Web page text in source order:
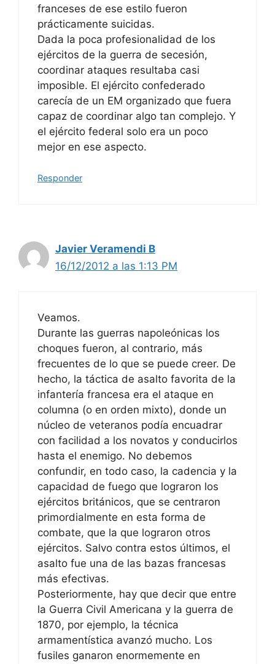
franceses de ese estilo fueron
prácticamente suicidas.
Dada la poca profesionalidad de los
ejércitos de la guerra de secesión,
coordinar ataques resultaba casi
imposible. El ejército confederado
carecía de un EM organizado que fuera
capaz de coordinar algo tan complejo. Y
el ejército federal solo era un poco
mejor en ese aspecto.
Responder
Javier Veramendi B
16/12/2012 a las 1:13 PM
Veamos.
Durante las guerras napoleónicas los
choques fueron, al contrario, más
frecuentes de lo que se puede creer. De
hecho, la táctica de asalto favorita de la
infantería francesa era el ataque en
columna (o en orden mixto), donde un
núcleo de veteranos podía encuadrar
con facilidad a los novatos y conducirlos
hasta el enemigo. No debemos
confundir, en todo caso, la cadencia y la
capacidad de fuego que lograron los
ejércitos británicos, que se centraron
primordialmente en esta forma de
combate, que la que lograron otros
ejércitos. Salvo contra estos últimos, el
asalto fue una de las bazas francesas
más efectivas.
Posteriormente, hay que decir que entre
la Guerra Civil Americana y la guerra de
1870, por ejemplo, la técnica
armamentística avanzó mucho. Los
fusiles ganaron enormemente en